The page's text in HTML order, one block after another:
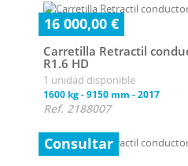
16 000,00 €
Carretilla Retractil
R1.6 HD
1 unidad disponible
1600 kg-9150 mm -2017
Ref. 2188007
Consultar